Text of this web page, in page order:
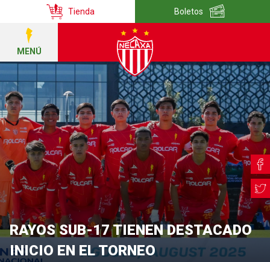
Tienda Boletos
MENÚ
RAYOS SUB-17 TIENEN DESTACADO
INICIO EN EL TORNEO